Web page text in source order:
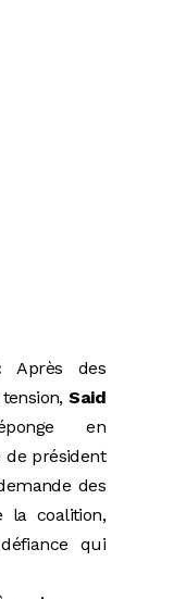
Après des
tension,Said
en
de président
des
la coalition,
qui